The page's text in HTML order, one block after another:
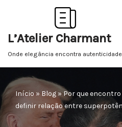
para
o
L’Atelier Charmant
Onde elegância encontra
Início » Blog »Por que encontro
definir relação entre